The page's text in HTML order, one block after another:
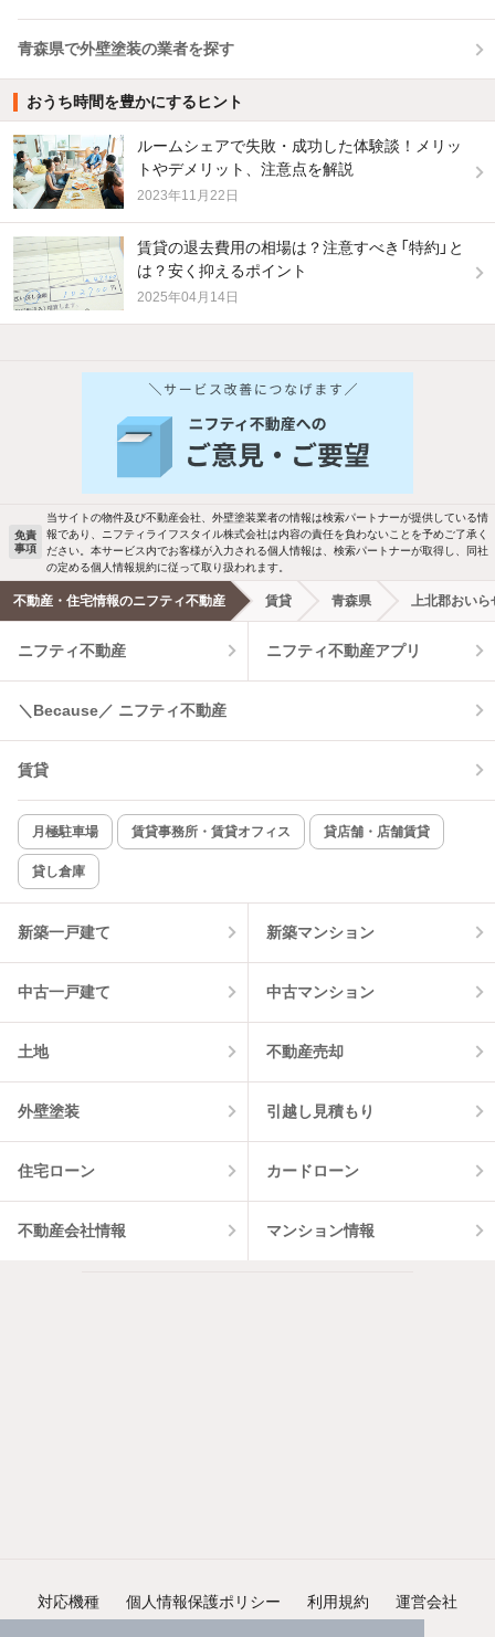
青森県で外壁塗装の業者を探す
おうち時間を豊かにするヒント
ルームシェアで失敗・成功した体験談！メリッ
トやデメリット、注意点を解説
2023年11月22日
賃貸の退去費用の相場は？注意すべき「特約」と
は？安く抑えるポイント
2025年04月14日
バス・トイレ別 2階以上
洗濯機置場あり 独立洗面台
エアコンあり 都市ガス
温水洗浄便座 オートロック
コンロ2口以上
新着のみ インターネット無料
該当件数:
2件
免責
事項
当サイトの物件及び不動産会社、外壁塗装業者の情報は検索パートナーが提供している情
報であり、ニフティライフスタイル株式会社は内容の責任を負わないことを予めご了承く
ださい。本サービス内でお客様が入力される個人情報は、検索パートナーが取得し、同社
の定める個人情報規約に従って取り扱われます。
不動産・住宅情報のニフティ不動産 賃貸 青森県 上北郡おいら
ニフティ不動産 ニフティ不動産アプリ
＼Because／ ニフティ不動産
賃貸
月極駐車場 賃貸事務所・賃貸オフィス 貸店舗・店舗賃貸
貸し倉庫
新築一戸建て 新築マンション
中古一戸建て 中古マンション
土地 不動産売却
外壁塗装 引越し見積もり
住宅ローン カードローン
不動産会社情報 マンション情報
対応機種 個人情報保護ポリシー 利用規約 運営会社